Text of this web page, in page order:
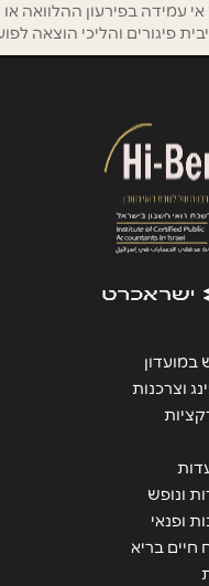
שליחה
עמידה בפירעון ההלוואה
פיגורים והליכי הוצאה
במועדון
וצרכנות
ונופש
ופנאי
חיים בריא